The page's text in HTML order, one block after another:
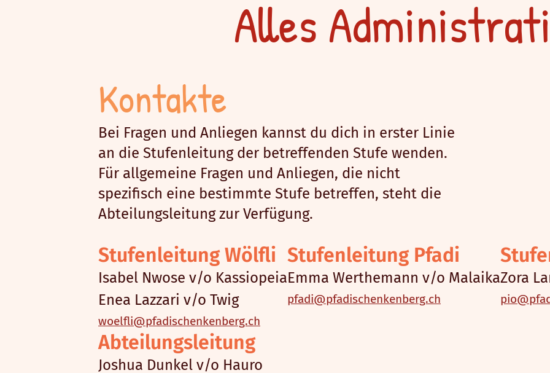
Alles
Kontakte
Bei Fragen und Anliegen kannst du dich in erster Linie
an die Stufenleitung der betreffenden Stufe wenden.
Für allgemeine Fragen und Anliegen, die nicht
spezifisch eine bestimmte Stufe betreffen, steht die
Abteilungsleitung zur Verfügung.
Stufenleitung Wölfli
Isabel Nwose v/o Kassiopeia
Enea Lazzari v/o Twig
woelfli@pfadischenkenberg.ch
Stufenleitung Pfadi
Emma Werthemann v/o Malaika
pfadi@pfadischenkenberg.ch
Zora
Abteilungsleitung
Joshua Dunkel v/o Hauro